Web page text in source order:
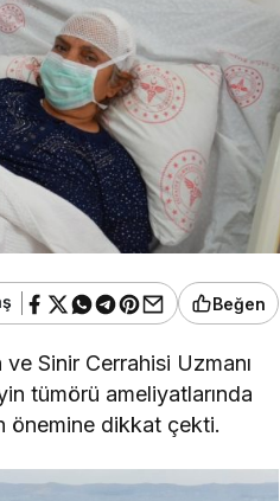
Beğen
Sinir Cerrahisi Uzmanı
tümörü ameliyatlarında
önemine dikkat çekti.